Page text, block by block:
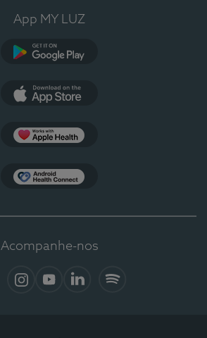
App MY LUZ
Acompanhe-nos